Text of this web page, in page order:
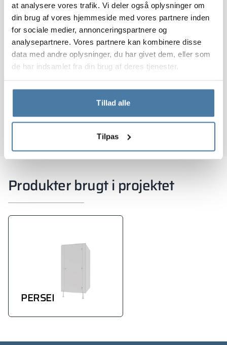
at analysere vores trafik. Vi deler også oplysninger om
din brug af vores hjemmeside med vores partnere inden
for sociale medier, annonceringspartnere og
analysepartnere. Vores partnere kan kombinere disse
data med andre oplysninger, du har givet dem, eller som
de har indsamlet fra din brug af deres tjenester.
Tillad alle
Tilpas
"Alsanits produkter skiller sig markant
ud fra konkurrenterne takket være
materialer af høj kvalitet samt hurtig og
professionel service. Jeg vil helt sikkert
bruge Alsanits tilbud igen i fremtiden,
da det er en virksomhed, der er værd at
anbefale."
Produkter brugt i projektet
PERSEI